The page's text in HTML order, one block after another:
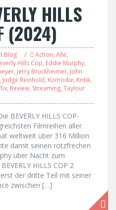
HILLS
(2024)
Blog Action, Alle,
Hills Cop, Eddie Murphy,
, Jerry Bruckheimer, John
, Judge Reinhold, Komödie, Kritik,
, Review, Streaming, Taylour
BEVERLY HILLS COP-
Filmreihen aller
weltweit über 316 Million
damit seinen rotzfrechen
über Nacht zum
HILLS COP 2
der dritte Teil mit seiner
zwischen […]